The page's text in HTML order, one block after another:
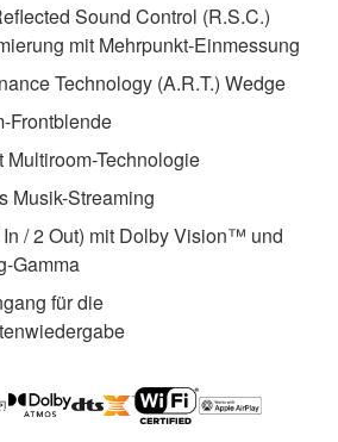
Sound Control (R.S.C.)
mit Mehrpunkt-Einmessung
Technology (A.R.T.) Wedge
Frontblende
Multiroom-Technologie
Musik-Streaming
/ 2 Out) mit Dolby Vision™ und
Gamma
für die